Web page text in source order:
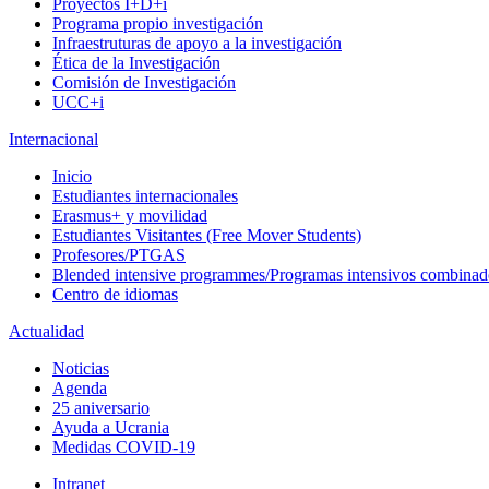
Proyectos I+D+i
Programa propio investigación
Infraestruturas de apoyo a la investigación
Ética de la Investigación
Comisión de Investigación
UCC+i
Internacional
Inicio
Estudiantes internacionales
Erasmus+ y movilidad
Estudiantes Visitantes (Free Mover Students)
Profesores/PTGAS
Blended intensive programmes/Programas intensivos
Centro de idiomas
Actualidad
Noticias
Agenda
25 aniversario
Ayuda a Ucrania
Medidas COVID-19
Intranet